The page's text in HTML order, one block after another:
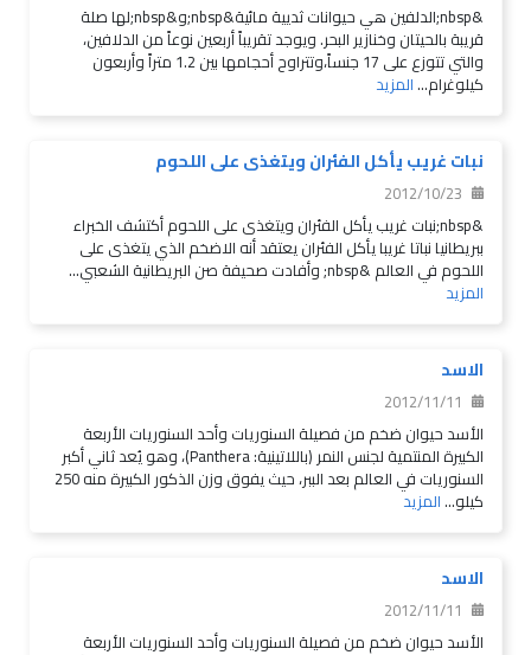
&nbsp;الدلفين هي حيوانات ثديية مائية&nbsp;و&nbsp;لها صلة
قريبة بالحيتان وخنازير البحر. ويوجد تقريباً أربعين نوعاً من الدلافين،
والتي تتوزع على 17 جنساً،وتتراوح أحجامها بين 1.2 متراً وأربعون
كيلوغرام...المزيد
نبات غريب يأكل الفئران ويتغذى على اللحوم
2012/10/23
&nbsp;نبات غريب يأكل الفئران ويتغذى على اللحوم أكتشف الخبراء
ببريطانيا نباتا غريبا يأكل الفئران يعتقد أنه الاضخم الذي يتغذى على
اللحوم في العالم &nbsp; وأفادت صحيفة صن البريطانية الشعبي...
المزيد
الاسد
2012/11/11
الأسد حيوان ضخم من فصيلة السنوريات وأحد السنوريات الأربعة
الكبيرة المنتمية لجنس النمر (باللاتينية: Panthera)، وهو يُعد ثاني أكبر
السنوريات في العالم بعد الببر، حيث يفوق وزن الذكور الكبيرة منه 250
كيلو...المزيد
الاسد
2012/11/11
الأسد حيوان ضخم من فصيلة السنوريات وأحد السنوريات الأربعة